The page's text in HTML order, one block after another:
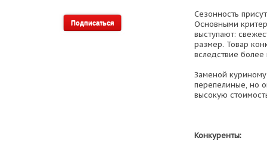
Сезонность
Основными
выступают:
размер. Товар
вследствие
Заменой
перепелиные, но
высокую
Конкуренты: